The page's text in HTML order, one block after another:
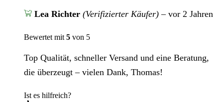
Lea Richter (Verifizierter Käufer) – vor 2 Jahren
Bewertet mit 5 von 5
Top Qualität, schneller Versand und eine Beratung,
die überzeugt – vielen Dank, Thomas!
Ist es hilfreich?